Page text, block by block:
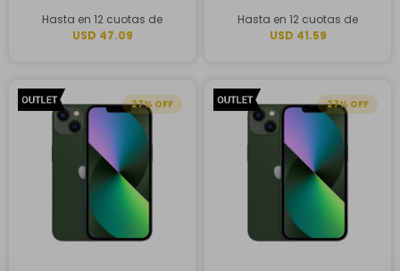
Hasta en 12 cuotas de
USD 47.09
Hasta en 12 cuotas de
USD 41.59
27 27